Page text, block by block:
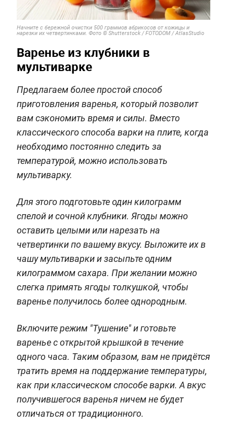
Начните с бережной очистки 500 граммов абрикосов от кожицы и
нарезки их четвертинками. Фото © Shutterstock / FOTODOM / AtlasStudio
Варенье из клубники в
мультиварке
Предлагаем более простой способ
приготовления варенья, который позволит
вам сэкономить время и силы. Вместо
классического способа варки на плите, когда
необходимо постоянно следить за
температурой, можно использовать
мультиварку.
Для этого подготовьте один килограмм
спелой и сочной клубники. Ягоды можно
оставить целыми или нарезать на
четвертинки по вашему вкусу. Выложите их в
чашу мультиварки и засыпьте одним
килограммом сахара. При желании можно
слегка примять ягоды толкушкой, чтобы
варенье получилось более однородным.
Включите режим "Тушение" и готовьте
варенье с открытой крышкой в течение
одного часа. Таким образом, вам не придётся
тратить время на поддержание температуры,
как при классическом способе варки. А вкус
получившегося варенья ничем не будет
отличаться от традиционного.